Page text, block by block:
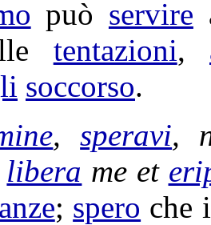
può servire
tentazioni,
soccorso.
,speravi,
libera me et
; spero che